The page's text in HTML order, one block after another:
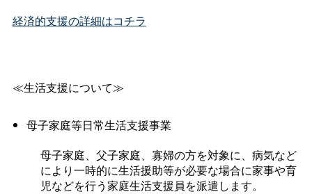
経済的支援の詳細はコチラ
≪生活支援について≫
母子家庭等日常生活支援事業
母子家庭、父子家庭、寡婦の方を対象に、病気など
により一時的に生活援助等が必要な場合に家事や育
児などを行う家庭生活支援員を派遣します。